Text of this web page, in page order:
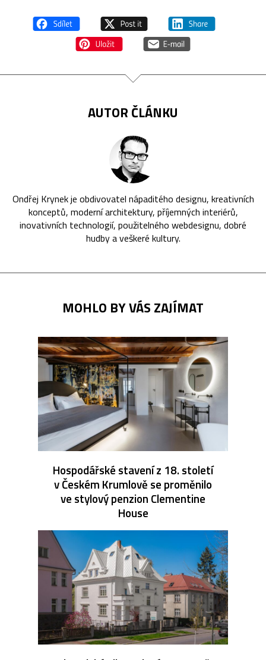
AUTOR ČLÁNKU
Ondřej Krynek je obdivovatel nápaditého designu, kreativních
konceptů, moderní architektury, příjemných interiérů,
inovativních technologií, použitelného webdesignu, dobré
hudby a veškeré kultury.
MOHLO BY VÁS ZAJÍMAT
Hospodářské stavení z 18. století
v Českém Krumlově se proměnilo
ve stylový penzion Clementine
House